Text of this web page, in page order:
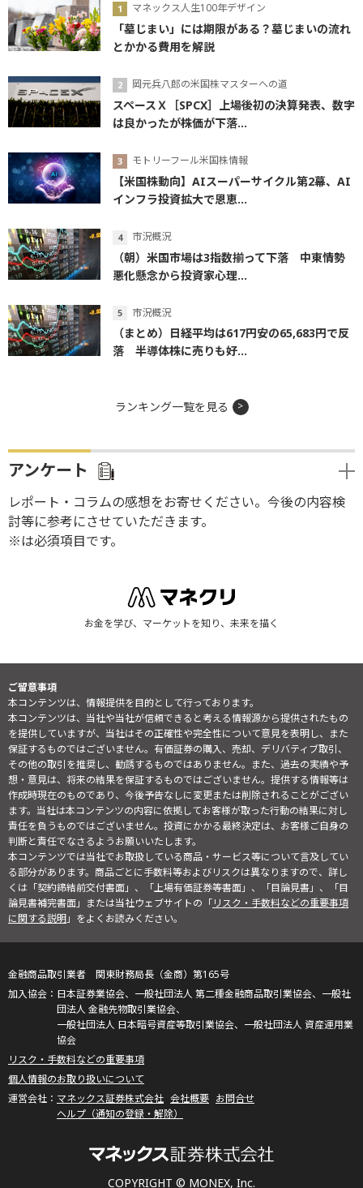
マネックス人生100年デザイン
「墓じまい」には期限がある？墓じまいの流れ
とかかる費用を解説
岡元兵八郎の米国株マスターへの道
スペースＸ［SPCX］上場後初の決算発表、数字
は良かったが株価が下落...
モトリーフール米国株情報
【米国株動向】AIスーパーサイクル第2幕、AI
インフラ投資拡大で恩恵...
市況概況
（朝）米国市場は3指数揃って下落 中東情勢
悪化懸念から投資家心理...
市況概況
（まとめ）日経平均は617円安の65,683円で反
落 半導体株に売りも好...
ランキング一覧を見る
アンケート
レポート・コラムの感想をお寄せください。今後の内容検
討等に参考にさせていただきます。
※は必須項目です。
お金を学び、マーケットを知り、未来を描く
ご留意事項
本コンテンツは、情報提供を目的として行っております。
本コンテンツは、当社や当社が信頼できると考える情報源から提供されたもの
を提供していますが、当社はその正確性や完全性について意見を表明し、また
保証するものではございません。有価証券の購入、売却、デリバティブ取引、
その他の取引を推奨し、勧誘するものではありません。また、過去の実績や予
想・意見は、将来の結果を保証するものではございません。提供する情報等は
作成時現在のものであり、今後予告なしに変更または削除されることがござい
ます。当社は本コンテンツの内容に依拠してお客様が取った行動の結果に対し
責任を負うものではございません。投資にかかる最終決定は、お客様ご自身の
判断と責任でなさるようお願いいたします。
本コンテンツでは当社でお取扱している商品・サービス等について言及してい
る部分があります。商品ごとに手数料等およびリスクは異なりますので、詳し
くは「契約締結前交付書面」、「上場有価証券等書面」、「目論見書」、「目
論見書補完書面」または当社ウェブサイトの「リスク・手数料などの重要事項
に関する説明」をよくお読みください。
COPYRIGHT © MONEX, Inc.
金融商品取引業者 関東財務局長（金商）第165号
日本証券業協会、一般社団法人 第二種金融商品取引業協会、一般社
団法人 金融先物取引業協会、
一般社団法人 日本暗号資産等取引業協会、一般社団法人 資産運用業
協会
リスク・手数料などの重要事項
個人情報のお取り扱いについて
マネックス証券株式会社 会社概要 お問合せ
ヘルプ（通知の登録・解除）